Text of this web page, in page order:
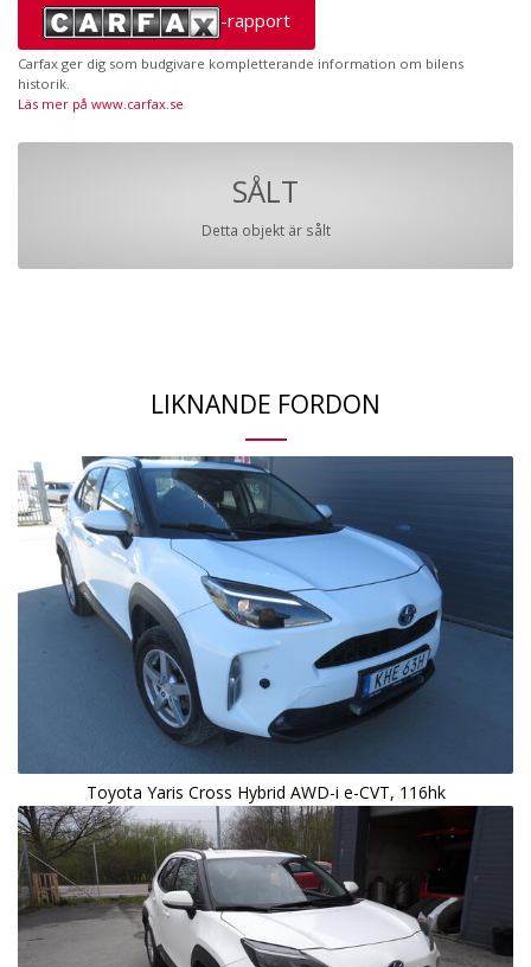
-rapport
Carfax ger dig som budgivare kompletterande information om bilens
historik.
Läs mer på www.carfax.se
SÅLT
Detta objekt är sålt
LIKNANDE FORDON
Toyota Yaris Cross Hybrid AWD-i e-CVT, 116hk